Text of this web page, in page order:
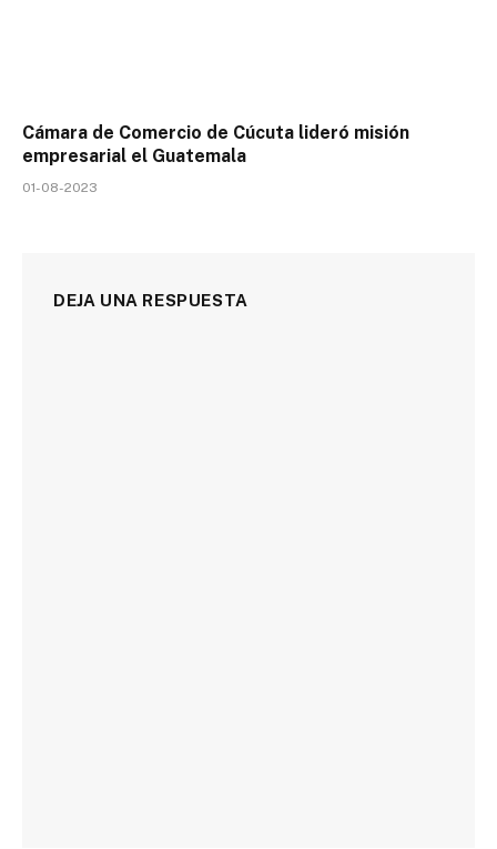
Cámara de Comercio de Cúcuta lideró misión
empresarial el Guatemala
01-08-2023
DEJA UNA RESPUESTA